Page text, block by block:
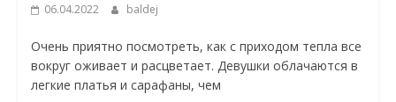
06.04.2022 baldej
Очень приятно посмотреть, как с приходом тепла все
вокруг оживает и расцветает. Девушки облачаются в
легкие платья и сарафаны, чем